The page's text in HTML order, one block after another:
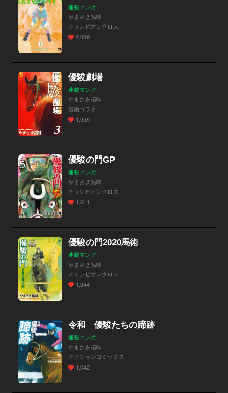
連載マンガ
やまさき拓味
チャンピオンクロス
2,009
優駿劇場
連載マンガ
やまさき拓味
漫画ゴラク
1,959
優駿の門GP
連載マンガ
やまさき拓味
チャンピオンクロス
1,611
優駿の門2020馬術
連載マンガ
やまさき拓味
チャンピオンクロス
1,344
令和 優駿たちの蹄跡
連載マンガ
やまさき拓味
アクションコミックス
1,042